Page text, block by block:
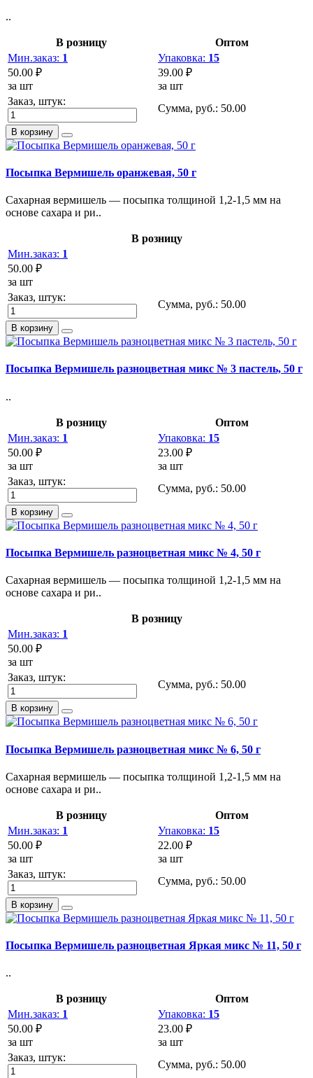
..
В розницу
Оптом
Мин.заказ: 1
50.00 ₽
за шт
Упаковка: 15
39.00 ₽
за шт
Заказ, штук:
Сумма, руб.: 50.00
В корзину
Посыпка Вермишель оранжевая, 50 г
Сахарная вермишель — посыпка толщиной 1,2-1,5 мм на
основе сахара и ри..
В розницу
Мин.заказ: 1
50.00 ₽
за шт
Заказ, штук:
Сумма, руб.: 50.00
В корзину
Посыпка Вермишель разноцветная микс № 3 пастель, 50 г
..
В розницу
Оптом
Мин.заказ: 1
50.00 ₽
за шт
Упаковка: 15
23.00 ₽
за шт
Заказ, штук:
Сумма, руб.: 50.00
В корзину
Посыпка Вермишель разноцветная микс № 4, 50 г
Сахарная вермишель — посыпка толщиной 1,2-1,5 мм на
основе сахара и ри..
В розницу
Мин.заказ: 1
50.00 ₽
за шт
Заказ, штук:
Сумма, руб.: 50.00
В корзину
Посыпка Вермишель разноцветная микс № 6, 50 г
Сахарная вермишель — посыпка толщиной 1,2-1,5 мм на
основе сахара и ри..
В розницу
Оптом
Мин.заказ: 1
50.00 ₽
за шт
Упаковка: 15
22.00 ₽
за шт
Заказ, штук:
Сумма, руб.: 50.00
В корзину
Посыпка Вермишель разноцветная Яркая микс № 11, 50 г
..
В розницу
Оптом
Мин.заказ: 1
50.00 ₽
за шт
Упаковка: 15
23.00 ₽
за шт
Заказ, штук:
Сумма, руб.: 50.00